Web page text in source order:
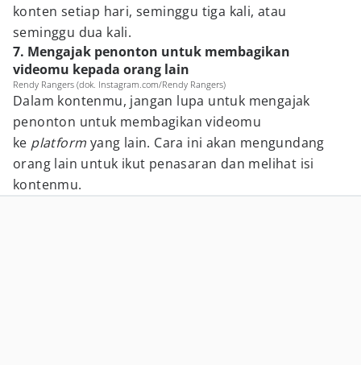
konten setiap hari, seminggu tiga kali, atau
seminggu dua kali.
7. Mengajak penonton untuk membagikan
videomu kepada orang lain
Rendy Rangers (dok. Instagram.com/Rendy Rangers)
Dalam kontenmu, jangan lupa untuk mengajak
penonton untuk membagikan videomu
ke platform yang lain. Cara ini akan mengundang
orang lain untuk ikut penasaran dan melihat isi
kontenmu.